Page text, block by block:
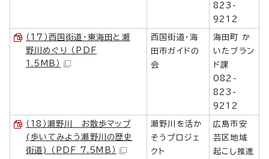
823-
9212
（17）西国街道・東海田と瀬
野川めぐり （PDF
1.5MB）
西国街道・海
田市ガイドの
会
海田町 か
いたブラン
ド課
082-
823-
9212
（18）瀬野川 お散歩マップ
(歩いてみよう瀬野川の歴史
街道) （PDF 7.5MB）
瀬野川を活か
そうプロジェ
クト
広島市安
芸区地域
起こし推進